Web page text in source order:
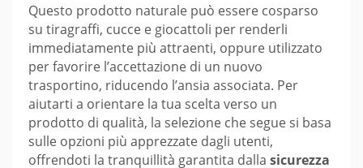
Questo prodotto naturale può essere cosparso
su tiragraffi, cucce e giocattoli per renderli
immediatamente più attraenti, oppure utilizzato
per favorire l’accettazione di un nuovo
trasportino, riducendo l’ansia associata. Per
aiutarti a orientare la tua scelta verso un
prodotto di qualità, la selezione che segue si basa
sulle opzioni più apprezzate dagli utenti,
offrendoti la tranquillità garantita dalla sicurezza